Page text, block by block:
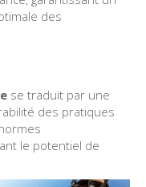
des
se traduit par une
des pratiques
le potentiel de